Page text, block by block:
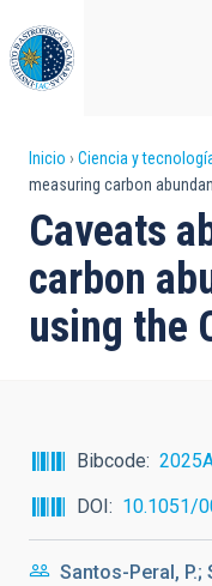
al
contenido
principal
Sobrescribir
enlaces
de
ayuda
a
Inicio Ciencia y
measuring carbon
Caveats
carbon
using the
Bibcode
DOI
10.1051/
Santos-Peral, P.;